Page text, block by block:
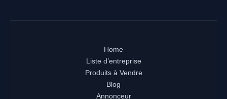
Home
Liste d’entreprise
Produits à Vendre
Blog
Annonceur